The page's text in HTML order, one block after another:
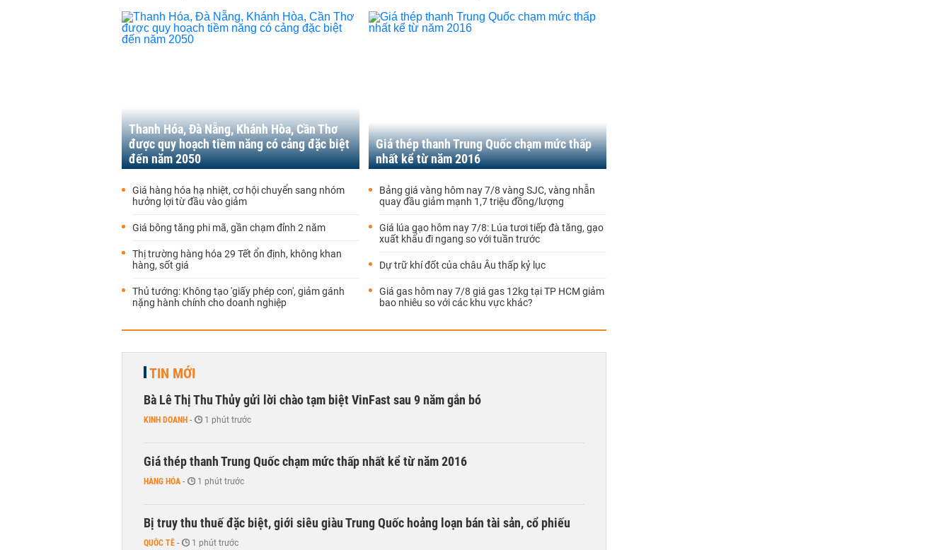
Thanh Hóa, Đà Nẵng, Khánh Hòa, Cần Thơ
được quy hoạch tiềm năng có cảng đặc biệt
đến năm 2050
Giá hàng hóa hạ nhiệt, cơ hội chuyển sang nhóm
hưởng lợi từ đầu vào giảm
Giá bông tăng phi mã, gần chạm đỉnh 2 năm
Thị trường hàng hóa 29 Tết ổn định, không khan
hàng, sốt giá
Thủ tướng: Không tạo 'giấy phép con', giảm gánh
nặng hành chính cho doanh nghiệp
Giá thép thanh Trung Quốc chạm mức thấp
nhất kể từ năm 2016
Bảng giá vàng hôm nay 7/8 vàng SJC, vàng nhẫn
quay đầu giảm mạnh 1,7 triệu đồng/lượng
Giá lúa gạo hôm nay 7/8: Lúa tươi tiếp đà tăng, gạo
xuất khẩu đi ngang so với tuần trước
Dự trữ khí đốt của châu Âu thấp kỷ lục
Giá gas hôm nay 7/8 giá gas 12kg tại TP HCM giảm
bao nhiêu so với các khu vực khác?
TIN MỚI
Bà Lê Thị Thu Thủy gửi lời chào tạm biệt VinFast sau 9 năm gắn bó
KINH DOANH - 1 phút trước
Giá thép thanh Trung Quốc chạm mức thấp nhất kể từ năm 2016
HÀNG HÓA - 1 phút trước
Bị truy thu thuế đặc biệt, giới siêu giàu Trung Quốc hoảng loạn bán tài sản, cổ phiếu
QUỐC TẾ - 1 phút trước